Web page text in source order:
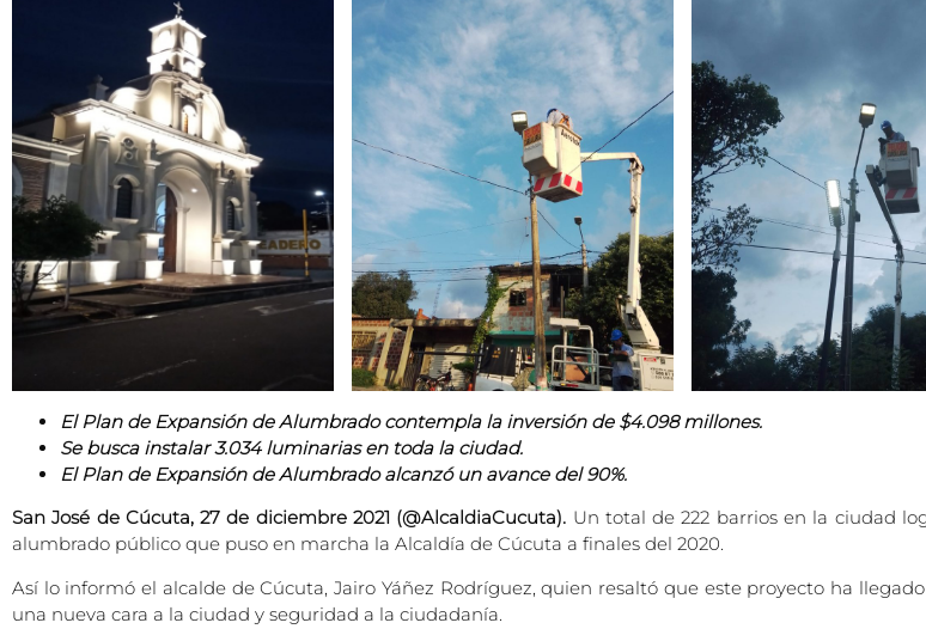
El Plan de Expansión de Alumbrado contempla la inversión de $4.098 millones.
Se busca instalar 3.034 luminarias en toda la ciudad.
El Plan de Expansión de Alumbrado alcanzó un avance del 90%.
San José de Cúcuta, 27 de diciembre 2021 (@AlcaldiaCucuta). Un total de 222 barrios en la ciudad
alumbrado público que puso en marcha la Alcaldía de Cúcuta a finales del 2020.
Así lo informó el alcalde de Cúcuta, Jairo Yáñez Rodríguez, quien resaltó que este proyecto ha
una nueva cara a la ciudad y seguridad a la ciudadanía.